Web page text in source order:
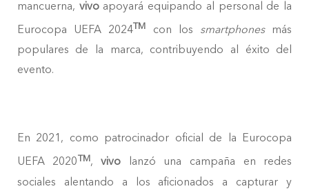
mancuerna, vivoapoyará equipando al personal de la
Eurocopa UEFA 2024TM con los smartphonesmás
populares de la marca, contribuyendo al éxito del
evento.
En 2021, como patrocinador oficial de la Eurocopa
UEFA 2020TM,vivo lanzó una campaña en redes
sociales alentando a los aficionados a capturar y